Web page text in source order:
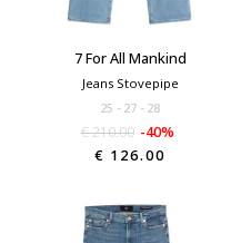
7 For All Mankind
Jeans Stovepipe
25 27 28
€ 210.00 -40%
€ 126.00